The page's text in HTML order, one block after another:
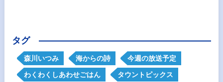
タグ
森川いつみ 海からの詩 今週の放送予定
わくわくしあわせごはん タウントピックス